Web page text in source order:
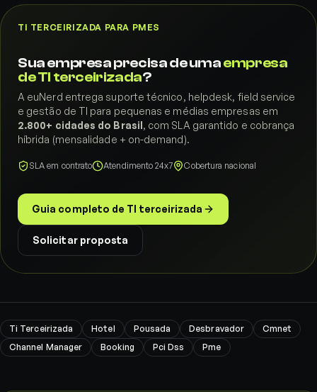
TI TERCEIRIZADA PARA PMES
Sua empresa precisa de umaempresa
de TI terceirizada?
A euNerd entrega suporte técnico, helpdesk, field service
e gestão de TI para pequenas e médias empresas em
2.800+ cidades do Brasil, com SLA garantido e cobrança
híbrida (mensalidade + on-demand).
SLA em contrato Atendimento 24x7 Cobertura nacional
Guia completo de TI terceirizada
Solicitar proposta
Ti Terceirizada Hotel Pousada Desbravador
Cmnet
Channel Manager
Booking Pci Dss Pme